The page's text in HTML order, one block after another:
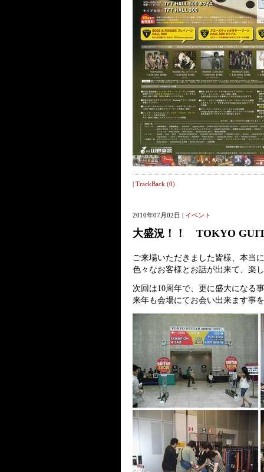
| TrackBack (0)
2010年07月02日 | イベント
大盛況！！ TOKYO
ご来場いただきました皆様、本当
色々なお客様とお話が出来て、楽
次回は10周年で、更に盛大になる
来年も会場にてお会い出来ます事